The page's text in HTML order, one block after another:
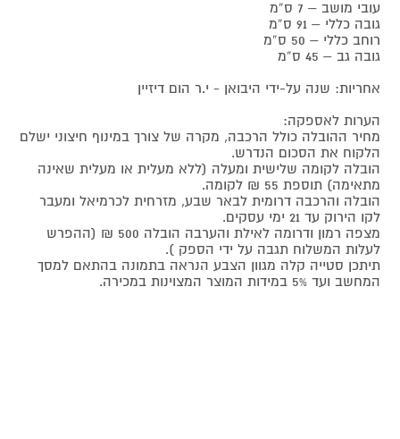
עובי מושב – 7 ס”מ
גובה כללי – 91 ס”מ
רוחב כללי – 50 ס”מ
גובה גב – 45 ס”מ
אחריות: שנה על-ידי היבואן - י.ר הום דיזיין
הערות לאספקה:
מחיר ההובלה כולל הרכבה, מקרה של צורך במינוף חיצוני ישלם
הלקוח את הסכום הנדרש.
הובלה לקומה שלישית ומעלה (ללא מעלית או מעלית שאינה
מתאימה) תוספת 55 ₪ לקומה.
הובלה והרכבה דרומית לבאר שבע, מזרחית לכרמיאל ומעבר
לקו הירוק עד 21 ימי עסקים.
מצפה רמון ודרומה לאילת והערבה הובלה 500 ₪ (ההפרש
לעלות המשלוח תגבה על ידי הספק ).
תיתכן סטייה קלה מגוון הצבע הנראה בתמונה בהתאם למסך
המחשב ועד 5% במידות המוצר המצוינות במכירה.